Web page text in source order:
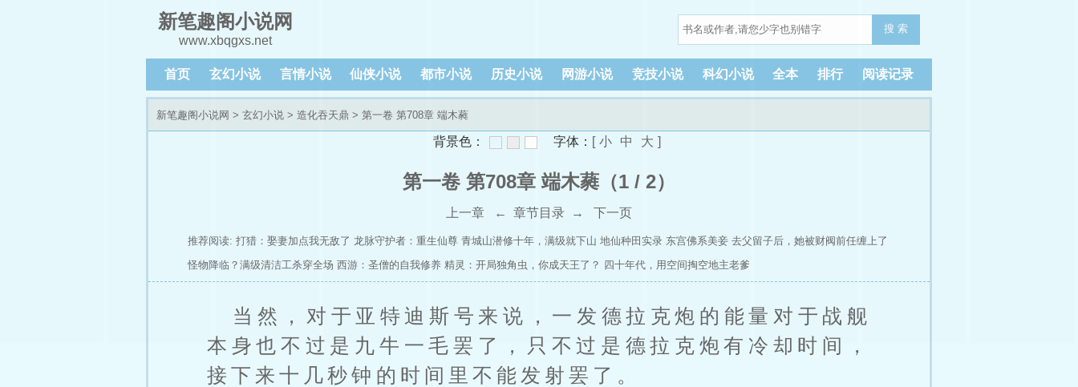
新笔趣阁小说网
www.xbqgxs.net
搜 索
首页 玄幻小说 言情小说 仙侠小说 都市小说 历史小说 网游小说 竞技小说 科幻小说 全本 排行 阅读记录
新笔趣阁小说网 > 玄幻小说 > 造化吞天鼎 > 第一卷 第708章 端木蕤
背景色： 字体： [ 小 中 大 ]
第一卷 第708章 端木蕤（1 / 2）
上一章 ← 章节目录 → 下一页
推荐阅读: 打猎：娶妻加点我无敌了 龙脉守护者：重生仙尊 青城山潜修十年，满级就下山 地仙种田实录 东宫佛系美妾 去父留子后，她被财阀前任缠上了
怪物降临？满级清洁工杀穿全场 西游：圣僧的自我修养 精灵：开局独角虫，你成天王了？ 四十年代，用空间掏空地主老爹
当然，对于亚特迪斯号来说，一发德拉克炮的能量对于战舰
本身也不过是九牛一毛罢了，只不过是德拉克炮有冷却时间，
接下来十几秒钟的时间里不能发射罢了。